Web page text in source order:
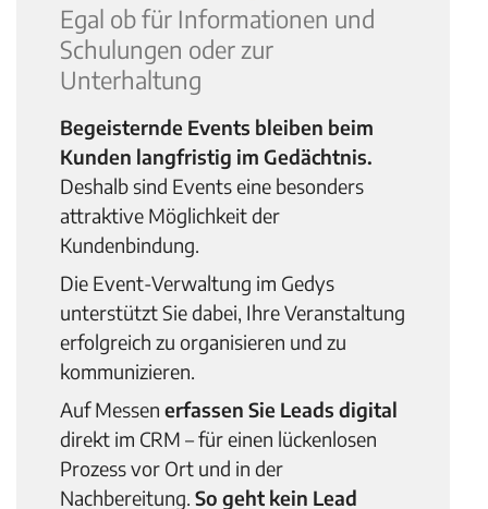
Egal ob für Informationen und
Schulungen oder zur
Unterhaltung
Begeisternde Events bleiben beim
Kunden langfristig im Gedächtnis.
Deshalb sind Events eine besonders
attraktive Möglichkeit der
Kundenbindung.
Die Event-Verwaltung im Gedys
unterstützt Sie dabei, Ihre Veranstaltung
erfolgreich zu organisieren und zu
kommunizieren.
Auf Messen erfassen Sie Leads digital
direkt im CRM – für einen lückenlosen
Prozess vor Ort und in der
Nachbereitung. So geht kein Lead